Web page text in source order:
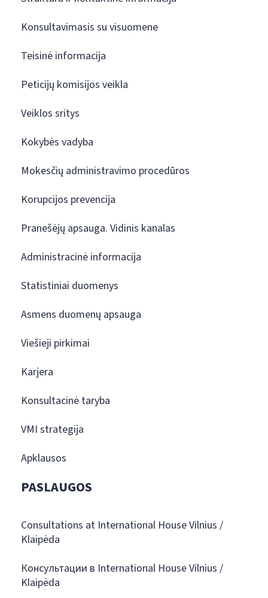
Konsultavimasis su visuomene
Teisinė informacija
Peticijų komisijos veikla
Veiklos sritys
Kokybės vadyba
Mokesčių administravimo procedūros
Korupcijos prevencija
Pranešėjų apsauga. Vidinis kanalas
Administracinė informacija
Statistiniai duomenys
Asmens duomenų apsauga
Viešieji pirkimai
Karjera
Konsultacinė taryba
VMI strategija
Apklausos
PASLAUGOS
Consultations at International House Vilnius /
Klaipėda
Консультации в International House Vilnius /
Klaipėda